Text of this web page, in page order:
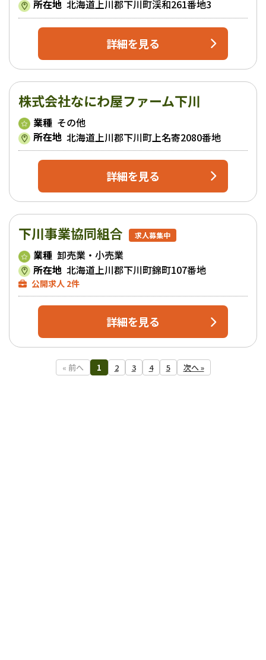
所在地 北海道上川郡下川町渓和261番地3
詳細を見る
株式会社なにわ屋ファーム下川
業種 その他
所在地 北海道上川郡下川町上名寄2080番地
詳細を見る
下川事業協同組合 求人募集中
業種 卸売業・小売業
所在地 北海道上川郡下川町錦町107番地
公開求人 2件
詳細を見る
« 前へ 1 2 3 4 5 次へ »